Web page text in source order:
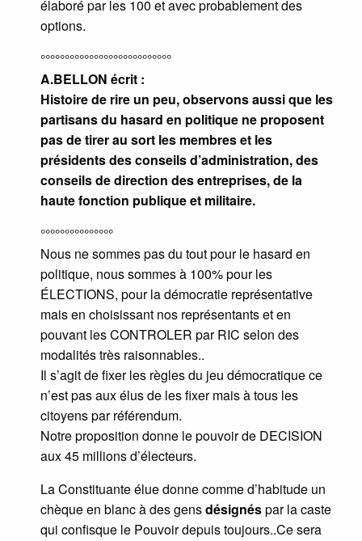
élaboré par les 100 et avec probablement des
options.
°°°°°°°°°°°°°°°°°°°°°°°°°°°
A.BELLON écrit :
Histoire de rire un peu, observons aussi que les
partisans du hasard en politique ne proposent
pas de tirer au sort les membres et les
présidents des conseils d’administration, des
conseils de direction des entreprises, de la
haute fonction publique et militaire.
°°°°°°°°°°°°°°°
Nous ne sommes pas du tout pour le hasard en
politique, nous sommes à 100% pour les
ÉLECTIONS, pour la démocratie représentative
mais en choisissant nos représentants et en
pouvant les CONTROLER par RIC selon des
modalités très raisonnables..
Il s’agit de fixer les règles du jeu démocratique ce
n’est pas aux élus de les fixer mais à tous les
citoyens par référendum.
Notre proposition donne le pouvoir de DECISION
aux 45 millions d’électeurs.
La Constituante élue donne comme d’habitude un
chèque en blanc à des gensdésignéspar la caste
qui confisque le Pouvoir depuis toujours..Ce sera